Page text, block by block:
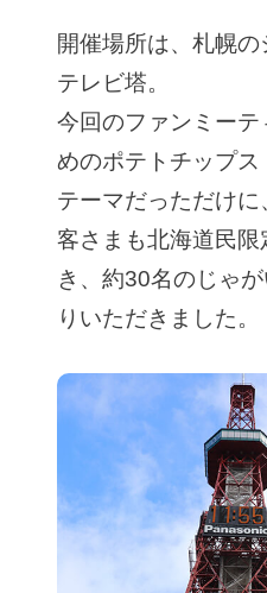
開催場所は、札幌
テレビ塔。
今回のファンミー
めのポテトチップ
テーマだっただけ
客さまも北海道民
き、約30名のじゃ
りいただきました。